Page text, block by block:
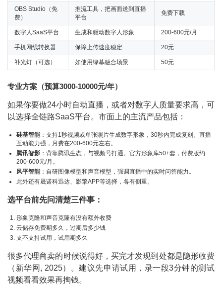
OBS Studio（免
费）
推流工具，把画面送到直播
平台
免费下载
数字人SaaS平台 生成和驱动数字人形象 200-600元/月
手机网线转换器 保障上传速度稳定 20元
补光灯（可选） 如使用绿幕融合场景 50元
专业方案（预算3000-10000元/年）
如果你要做24小时自动直播，或者对数字人质量要求高，可
以选择全链路SaaS平台。市面上的主流产品包括：
硅基智能：支持1秒视频或单张照片生成数字形象，30秒内完成复刻。直播
互动能力强，月费在200-600元左右。
腾讯智影 ：背靠腾讯生态，与视频号打通。官方形象库50+套，付费版约
200-600元/月。
风平智能：自研图像模型和声音模型，强调直播中的实时问答能力。
此外还有晟诺科迅达、影擎APP等选择，各有侧重。
选平台前先问清楚三件事：
形象克隆和声音克隆有没有额外收费
云储存免费期多久，过期后多少钱
支不支持试用，试用期多久
很多代理商卖的时候说得好，买完才发现到处都是隐形收费
（新华网, 2025）。建议先申请试用，录一段3分钟的测试
视频看看效果再掏钱。